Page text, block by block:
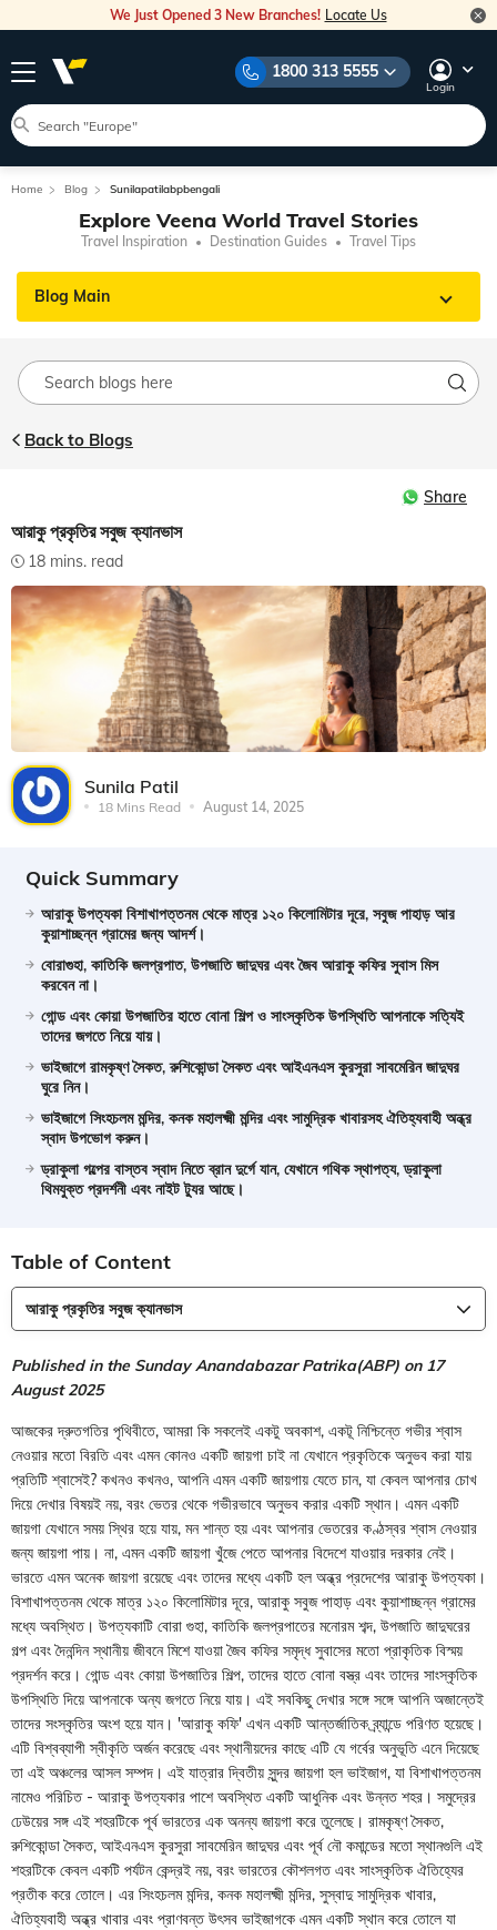
We Just Opened 3 New Branches! Locate Us
1800 313 5555
Login
Home Blog Sunilapatilabpbengali
Explore Veena World Travel Stories
Travel Inspiration Destination Guides Travel Tips
Blog Main
Back to Blogs
Share
আরাকু প্রকৃতির সবুজ ক্যানভাস
18 mins. read
Sunila Patil
18 Mins Read August 14, 2025
Quick Summary
আরাকু উপত্যকা বিশাখাপত্তনম থেকে মাত্র ১২০ কিলোমিটার দূরে, সবুজ পাহাড় আর
কুয়াশাচ্ছন্ন গ্রামের জন্য আদর্শ।
বোরাগুহা, কাতিকি জলপ্রপাত, উপজাতি জাদুঘর এবং জৈব আরাকু কফির সুবাস মিস
করবেন না।
গোন্ড এবং কোয়া উপজাতির হাতে বোনা শিল্প ও সাংস্কৃতিক উপস্থিতি আপনাকে সত্যিই
তাদের জগতে নিয়ে যায়।
ভাইজাগে রামকৃষ্ণ সৈকত, রুশিকোন্ডা সৈকত এবং আইএনএস কুরসুরা সাবমেরিন জাদুঘর
ঘুরে নিন।
ভাইজাগে সিংহচলম মন্দির, কনক মহালক্ষ্মী মন্দির এবং সামুদ্রিক খাবারসহ ঐতিহ্যবাহী অন্ধ্র
স্বাদ উপভোগ করুন।
ড্রাকুলা গল্পের বাস্তব স্বাদ নিতে ব্রান দুর্গে যান, যেখানে গথিক স্থাপত্য, ড্রাকুলা
থিমযুক্ত প্রদর্শনী এবং নাইট ট্যুর আছে।
Table of Content
আরাকু প্রকৃতির সবুজ ক্যানভাস
Published in the Sunday Anandabazar Patrika(ABP) on 17
August 2025
আজকের দ্রুতগতির পৃথিবীতে, আমরা কি সকলেই একটু অবকাশ, একটূ নিশ্চিন্তে গভীর শ্বাস
নেওয়ার মতো বিরতি এবং এমন কোনও একটি জায়গা চাই না যেখানে প্রকৃতিকে অনুভব করা যায়
প্রতিটি শ্বাসেই? কখনও কখনও, আপনি এমন একটি জায়গায় যেতে চান, যা কেবল আপনার চোখ
দিয়ে দেখার বিষয়ই নয়, বরং ভেতর থেকে গভীরভাবে অনুভব করার একটি স্থান। এমন একটি
জায়গা যেখানে সময় স্থির হয়ে যায়, মন শান্ত হয় এবং আপনার ভেতরের কণ্ঠস্বর শ্বাস নেওয়ার
জন্য জায়গা পায়। না, এমন একটি জায়গা খুঁজে পেতে আপনার বিদেশে যাওয়ার দরকার নেই।
ভারতে এমন অনেক জায়গা রয়েছে এবং তাদের মধ্যে একটি হল অন্ধ্র প্রদেশের আরাকু উপত্যকা।
বিশাখাপত্তনম থেকে মাত্র ১২০ কিলোমিটার দূরে, আরাকু সবুজ পাহাড় এবং কুয়াশাচ্ছন্ন গ্রামের
মধ্যে অবস্থিত। উপত্যকাটি বোরা গুহা, কাতিকি জলপ্রপাতের মনোরম শব্দ, উপজাতি জাদুঘরের
গল্প এবং দৈনন্দিন স্থানীয় জীবনে মিশে যাওয়া জৈব কফির সমৃদ্ধ সুবাসের মতো প্রাকৃতিক বিস্ময়
প্রদর্শন করে। গোন্ড এবং কোয়া উপজাতির শিল্প, তাদের হাতে বোনা বস্ত্র এবং তাদের সাংস্কৃতিক
উপস্থিতি দিয়ে আপনাকে অন্য জগতে নিয়ে যায়। এই সবকিছু দেখার সঙ্গে সঙ্গে আপনি অজান্তেই
তাদের সংস্কৃতির অংশ হয়ে যান। 'আরাকু কফি' এখন একটি আন্তর্জাতিক ব্র্যান্ডে পরিণত হয়েছে।
এটি বিশ্বব্যাপী স্বীকৃতি অর্জন করেছে এবং স্থানীয়দের কাছে এটি যে গর্বের অনুভূতি এনে দিয়েছে
তা এই অঞ্চলের আসল সম্পদ। এই যাত্রার দ্বিতীয় সুন্দর জায়গা হল ভাইজাগ, যা বিশাখাপত্তনম
নামেও পরিচিত - আরাকু উপত্যকার পাশে অবস্থিত একটি আধুনিক এবং উন্নত শহর। সমুদ্রের
ঢেউয়ের সঙ্গ এই শহরটিকে পূর্ব ভারতের এক অনন্য জায়গা করে তুলেছে। রামকৃষ্ণ সৈকত,
রুশিকোন্ডা সৈকত, আইএনএস কুরসুরা সাবমেরিন জাদুঘর এবং পূর্ব নৌ কমান্ডের মতো স্থানগুলি এই
শহরটিকে কেবল একটি পর্যটন কেন্দ্রই নয়, বরং ভারতের কৌশলগত এবং সাংস্কৃতিক ঐতিহ্যের
প্রতীক করে তোলে। এর সিংহচলম মন্দির, কনক মহালক্ষ্মী মন্দির, সুস্বাদু সামুদ্রিক খাবার,
ঐতিহ্যবাহী অন্ধ্র খাবার এবং প্রাণবন্ত উৎসব ভাইজাগকে এমন একটি স্থান করে তোলে যা